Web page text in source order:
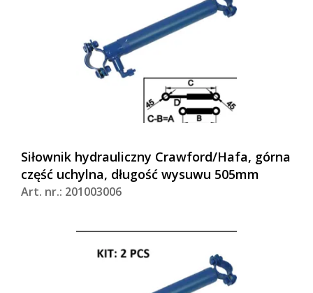
Siłownik hydrauliczny Crawford/Hafa, górna
część uchylna, długość wysuwu 505mm
Art. nr.: 201003006